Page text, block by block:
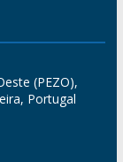
(PEZO),
Portugal